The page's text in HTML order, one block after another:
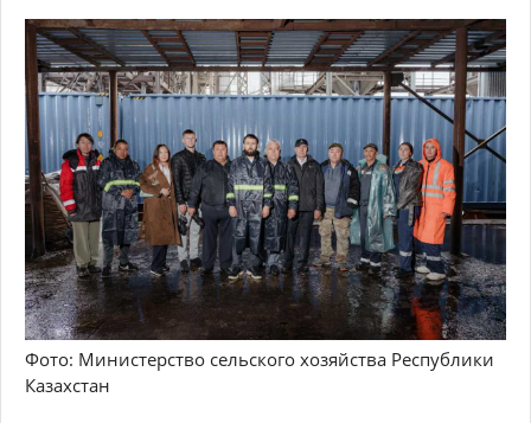
Фото: Министерство сельского хозяйства Республики
Казахстан